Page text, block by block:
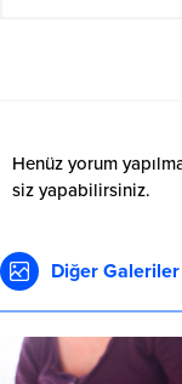
Henüz yorum
siz yapabilirsiniz.
Diğer Galeriler